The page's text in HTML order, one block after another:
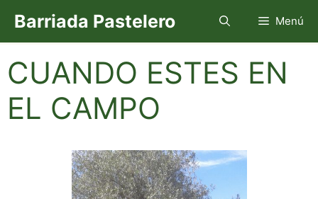
contenido
Barriada Pastelero Menú
CUANDO ESTES EN
EL CAMPO